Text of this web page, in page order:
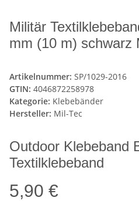
Militär
mm (10 m) schwarz
Artikelnummer: SP/1029-2016
GTIN: 4046872258978
Kategorie: Klebebänder
Hersteller: Mil-Tec
Outdoor Klebeband
Textilklebeband
5,90 €